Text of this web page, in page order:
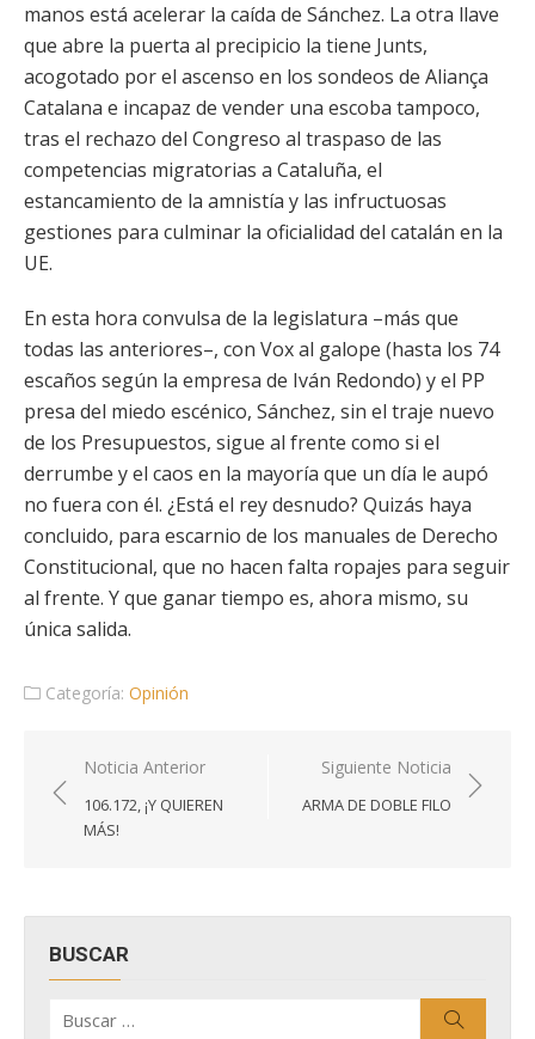
manos está acelerar la caída de Sánchez. La otra llave
que abre la puerta al precipicio la tiene Junts,
acogotado por el ascenso en los sondeos de Aliança
Catalana e incapaz de vender una escoba tampoco,
tras el rechazo del Congreso al traspaso de las
competencias migratorias a Cataluña, el
estancamiento de la amnistía y las infructuosas
gestiones para culminar la oficialidad del catalán en la
UE.
En esta hora convulsa de la legislatura –más que
todas las anteriores–, con Vox al galope (hasta los 74
escaños según la empresa de Iván Redondo) y el PP
presa del miedo escénico, Sánchez, sin el traje nuevo
de los Presupuestos, sigue al frente como si el
derrumbe y el caos en la mayoría que un día le aupó
no fuera con él. ¿Está el rey desnudo? Quizás haya
concluido, para escarnio de los manuales de Derecho
Constitucional, que no hacen falta ropajes para seguir
al frente. Y que ganar tiempo es, ahora mismo, su
única salida.
Categoría: Opinión
Navegación
de
entradas
Noticia Anterior
106.172, ¡Y QUIEREN
MÁS!
Siguiente Noticia
ARMA DE DOBLE FILO
BUSCAR
por: